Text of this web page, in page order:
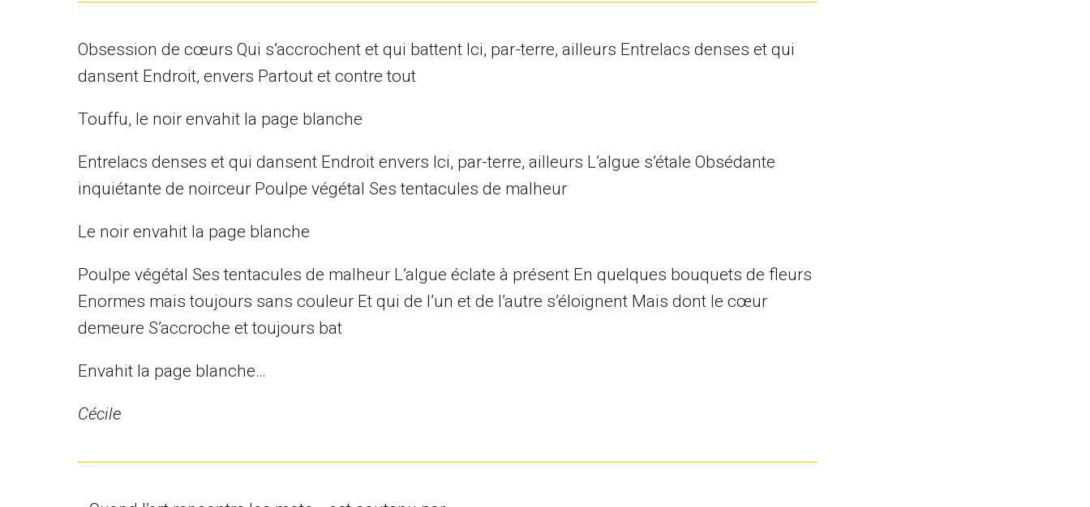
Obsession de cœurs Qui s’accrochent et qui battent Ici, par-terre, ailleurs Entrelacs denses et qui
dansent Endroit, envers Partout et contre tout
Touffu, le noir envahit la page blanche
Entrelacs denses et qui dansent Endroit envers Ici, par-terre, ailleurs L’algue s’étale Obsédante
inquiétante de noirceur Poulpe végétal Ses tentacules de malheur
Le noir envahit la page blanche
Poulpe végétal Ses tentacules de malheur L’algue éclate à présent En quelques bouquets de fleurs
Enormes mais toujours sans couleur Et qui de l’un et de l’autre s’éloignent Mais dont le cœur
demeure S’accroche et toujours bat
Envahit la page blanche…
Cécile